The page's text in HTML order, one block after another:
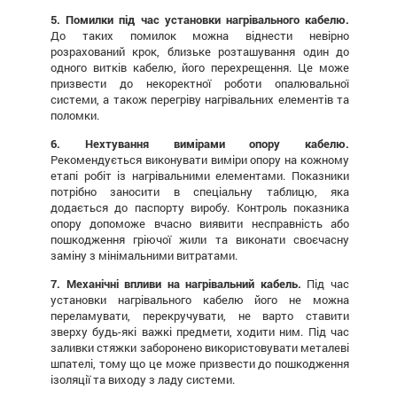
5. Помилки під час установки нагрівального кабелю.
До таких помилок можна віднести невірно
розрахований крок, близьке розташування один до
одного витків кабелю, його перехрещення. Це може
призвести до некоректної роботи опалювальної
системи, а також перегріву нагрівальних елементів та
поломки.
6. Нехтування вимірами опору кабелю.
Рекомендується виконувати виміри опору на кожному
етапі робіт із нагрівальними елементами. Показники
потрібно заносити в спеціальну таблицю, яка
додається до паспорту виробу. Контроль показника
опору допоможе вчасно виявити несправність або
пошкодження гріючої жили та виконати своєчасну
заміну з мінімальними витратами.
7. Механічні впливи на нагрівальний кабель. Під час
установки нагрівального кабелю його не можна
переламувати, перекручувати, не варто ставити
зверху будь-які важкі предмети, ходити ним. Під час
заливки стяжки заборонено використовувати металеві
шпателі, тому що це може призвести до пошкодження
ізоляції та виходу з ладу системи.